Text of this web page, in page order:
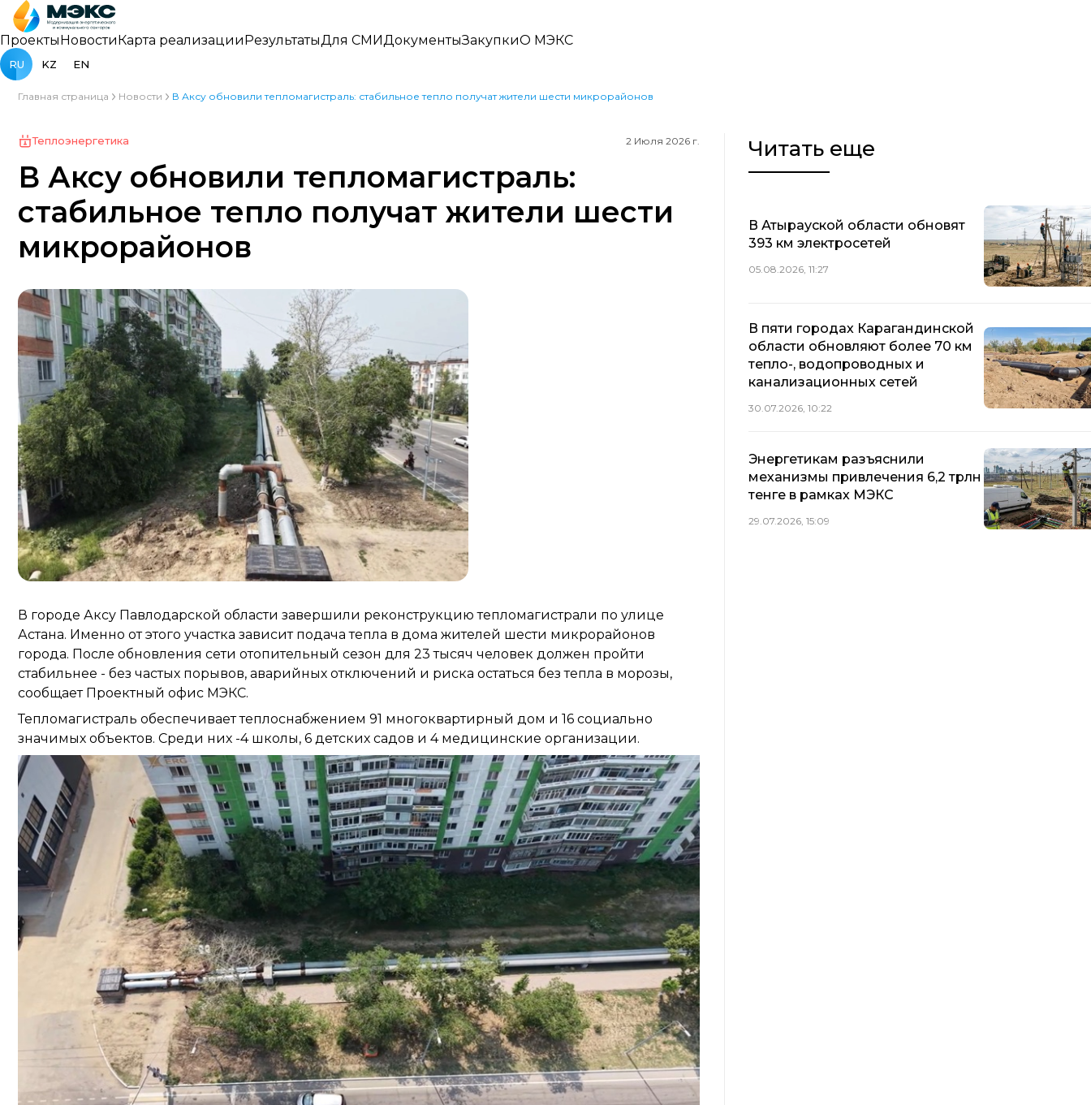
ПроектыНовостиКарта реализацииРезультатыДля СМИДокументыЗакупкиО МЭКС
RU KZ EN
Главная страница Новости В Аксу обновили тепломагистраль: стабильное тепло получат жители шести микрорайонов
Теплоэнергетика 2 Июля 2026 г.
В Аксу обновили тепломагистраль:
стабильное тепло получат жители шести
микрорайонов
В городе Аксу Павлодарской области завершили реконструкцию тепломагистрали по улице
Астана. Именно от этого участка зависит подача тепла в дома жителей шести микрорайонов
города. После обновления сети отопительный сезон для 23 тысяч человек должен пройти
стабильнее - без частых порывов, аварийных отключений и риска остаться без тепла в морозы,
сообщает Проектный офис МЭКС.
Тепломагистраль обеспечивает теплоснабжением 91 многоквартирный дом и 16 социально
значимых объектов. Среди них -4 школы, 6 детских садов и 4 медицинские организации.
Читать еще
В Атырауской области обновят
393 км электросетей
05.08.2026, 11:27
В пяти городах Карагандинской
области обновляют более 70 км
тепло-, водопроводных и
канализационных сетей
30.07.2026, 10:22
Энергетикам разъяснили
механизмы привлечения 6,2 трлн
тенге в рамках МЭКС
29.07.2026, 15:09